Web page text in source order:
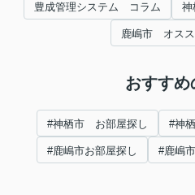
豊成管理システム コラム 神
鹿嶋市 オスス
おすすめ
#神栖市 お部屋探し #神
#鹿嶋市お部屋探し #鹿嶋